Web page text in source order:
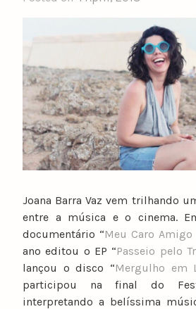
n
u
n
o
c
a
t
a
r
n
o
Joana Barra Vaz vem trilhando
entre a música e o cinema.
documentário “Meu Caro Amigo
ano editou o EP “Passeio pelo
lançou o disco “Mergulho em
participou na final do
interpretando a belíssima